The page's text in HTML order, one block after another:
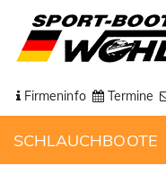
Firmeninfo Termine
SCHLAUCHBOOTE